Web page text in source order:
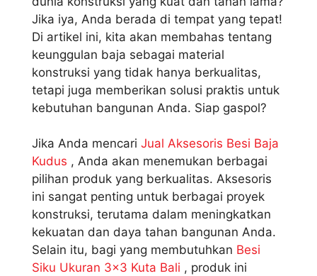
Jika iya, Anda berada di tempat yang tepat!
Di artikel ini, kita akan membahas tentang
keunggulan baja sebagai material
konstruksi yang tidak hanya berkualitas,
tetapi juga memberikan solusi praktis untuk
kebutuhan bangunan Anda. Siap gaspol?
Jika Anda mencari Jual Aksesoris Besi Baja
Kudus , Anda akan menemukan berbagai
pilihan produk yang berkualitas. Aksesoris
ini sangat penting untuk berbagai proyek
konstruksi, terutama dalam meningkatkan
kekuatan dan daya tahan bangunan Anda.
Selain itu, bagi yang membutuhkan Besi
Siku Ukuran 3×3 Kuta Bali , produk ini